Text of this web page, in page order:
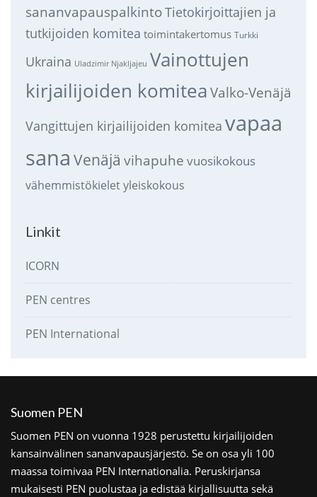
sananvapauspalkintoTietokirjoittajien ja
tutkijoiden komitea toimintakertomus Turkki
Ukraina Uladzimir Njakljajeu Vainottujen
kirjailijoiden komitea Valko-Venäjä
Vangittujen kirjailijoiden komitea vapaa
sana Venäjä vihapuhe vuosikokous
vähemmistökieletyleiskokous
Linkit
ICORN
PEN centres
PEN International
Suomen PEN
Suomen PEN on vuonna 1928 perustettu kirjailijoiden
kansainvälinen sananvapausjärjestö. Se on osa yli 100
maassa toimivaa PEN Internationalia. Peruskirjansa
mukaisesti PEN puolustaa ja edistää kirjallisuutta sekä